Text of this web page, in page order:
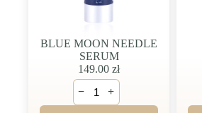
BLUE MOON NEEDLE
SERUM
149.00 zł
ilość
BLUE
MOON
− +